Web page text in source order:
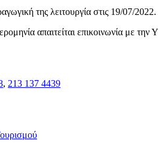
της λειτουργία στις 19/07/2022.
απαιτείται επικοινωνία
, 213 137 4439